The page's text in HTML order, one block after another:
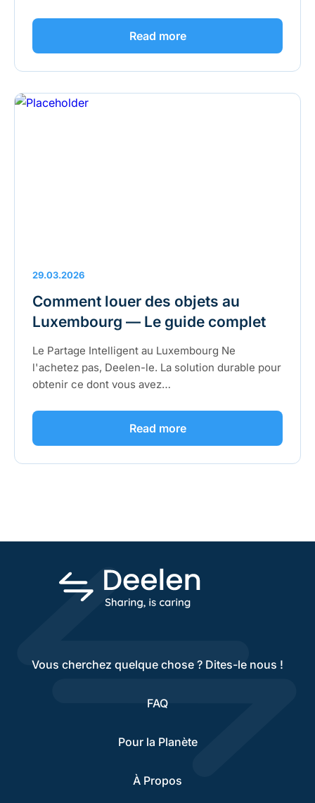
Read more
29.03.2026
Comment louer des objets au
Luxembourg — Le guide complet
Le Partage Intelligent au Luxembourg Ne
l'achetez pas, Deelen-le. La solution durable pour
obtenir ce dont vous avez…
Read more
Vous cherchez quelque chose ? Dites-le nous !
FAQ
Pour la Planète
À Propos